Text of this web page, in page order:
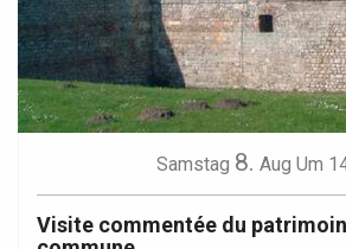
Samstag 8. Aug Um
Visite commentée du